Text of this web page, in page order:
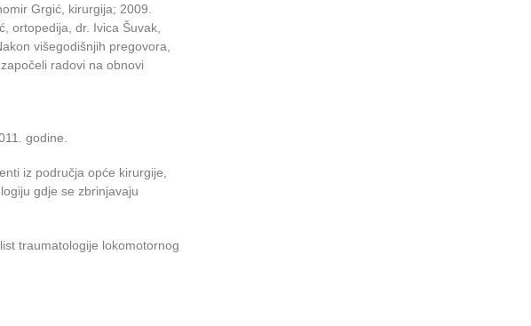
Grgić, kirurgija; 2009.
ortopedija, dr. Ivica Šuvak,
višegodišnjih pregovora,
radovi na obnovi
godine.
iz područja opće kirurgije,
gdje se zbrinjavaju
traumatologije lokomotornog